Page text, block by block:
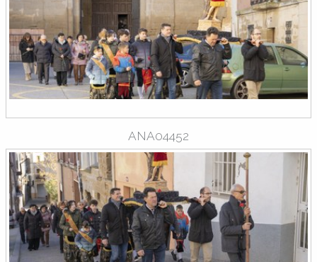
ANA04452